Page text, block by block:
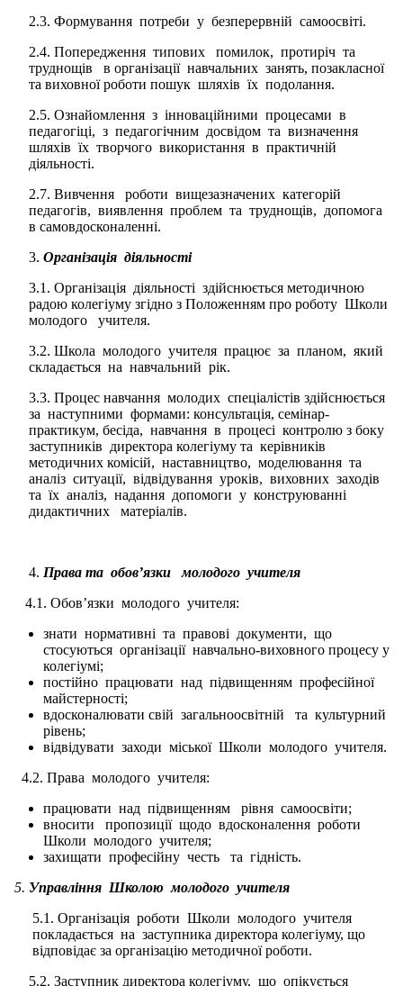
2.3. Формування потреби у безперервній самоосвіті.
2.4. Попередження типових помилок, протиріч та
труднощів в організації навчальних занять, позакласної
та виховної роботи пошук шляхів їх подолання.
2.5. Ознайомлення з інноваційними процесами в
педагогіці, з педагогічним досвідом та визначення
шляхів їх творчого використання в практичній
діяльності.
2.7. Вивчення роботи вищезазначених категорій
педагогів, виявлення проблем та труднощів, допомога
в самовдосконаленні.
Організація діяльності
3.1. Організація діяльності здійснюється методичною
радою колегіуму згідно з Положенням про роботу Школи
молодого учителя.
3.2. Школа молодого учителя працює за планом, який
складається на навчальний рік.
3.3. Процес навчання молодих спеціалістів здійснюється
за наступними формами: консультація, семінар-
практикум, бесіда, навчання в процесі контролю з боку
заступників директора колегіуму та керівників
методичних комісій, наставництво, моделювання та
аналіз ситуації, відвідування уроків, виховних заходів
та їх аналіз, надання допомоги у конструюванні
дидактичних матеріалів.
Права та обов’язки молодого учителя
4.1. Обов’язки молодого учителя:
знати нормативні та правові документи, що
стосуються організації навчально-виховного процесу у
колегіумі;
постійно працювати над підвищенням професійної
майстерності;
вдосконалювати свій загальноосвітній та культурний
рівень;
відвідувати заходи міської Школи молодого учителя.
4.2. Права молодого учителя:
працювати над підвищенням рівня самоосвіти;
вносити пропозиції щодо вдосконалення роботи
Школи молодого учителя;
захищати професійну честь та гідність.
5. Управління Школою молодого учителя
5.1. Організація роботи Школи молодого учителя
покладається на заступника директора колегіуму, що
відповідає за організацію методичної роботи.
5.2. Заступник директора колегіуму, що опікується